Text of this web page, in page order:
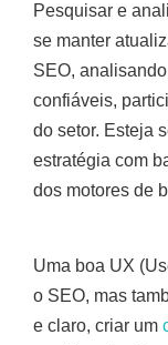
Pesquisar e
se manter
SEO,
confiáveis,
do setor. Esteja
estratégia com
dos motores de
Uma boa UX
o SEO, mas
e claro, criar um